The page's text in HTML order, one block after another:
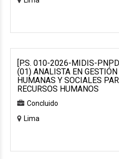
[P.S. 010-2026-MIDIS-
(01) ANALISTA EN
HUMANAS Y SOCIALES
RECURSOS HUMANOS
Concluido
Lima